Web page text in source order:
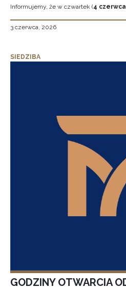
Informujemy, że w czwartek (4
3 czerwca, 2026
SIEDZIBA
GODZINY OTWARCIA